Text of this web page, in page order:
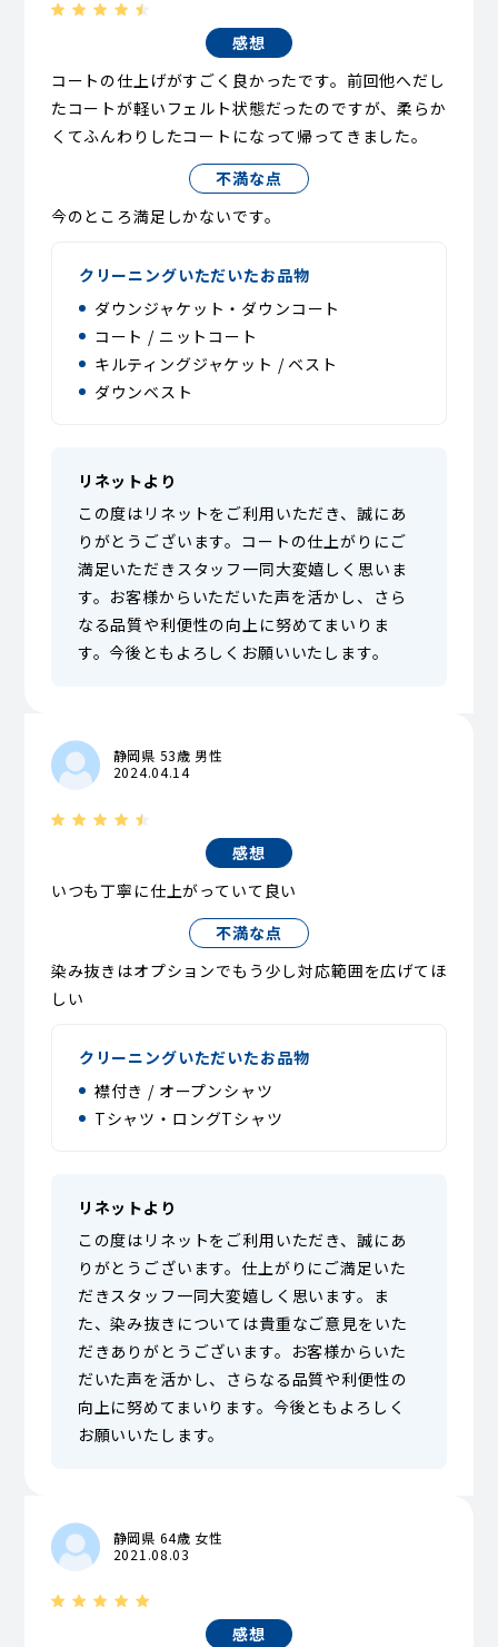
感想
コートの仕上げがすごく良かったです。前回他へだし
たコートが軽いフェルト状態だったのですが、柔らか
くてふんわりしたコートになって帰ってきました。
不満な点
今のところ満足しかないです。
クリーニングいただいたお品物
ダウンジャケット・ダウンコート
コート / ニットコート
キルティングジャケット / ベスト
ダウンベスト
リネットより
この度はリネットをご利用いただき、誠にあ
りがとうございます。コートの仕上がりにご
満足いただきスタッフ一同大変嬉しく思いま
す。お客様からいただいた声を活かし、さら
なる品質や利便性の向上に努めてまいりま
す。今後ともよろしくお願いいたします。
静岡県 53歳 男性
2024.04.14
感想
いつも丁寧に仕上がっていて良い
不満な点
染み抜きはオプションでもう少し対応範囲を広げてほ
しい
クリーニングいただいたお品物
襟付き / オープンシャツ
Tシャツ・ロングTシャツ
リネットより
この度はリネットをご利用いただき、誠にあ
りがとうございます。仕上がりにご満足いた
だきスタッフ一同大変嬉しく思います。ま
た、染み抜きについては貴重なご意見をいた
だきありがとうございます。お客様からいた
だいた声を活かし、さらなる品質や利便性の
向上に努めてまいります。今後ともよろしく
お願いいたします。
静岡県 64歳 女性
2021.08.03
感想